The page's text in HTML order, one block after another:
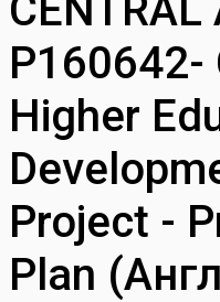
CENTRAL
P160642-
Higher
Project -
Plan